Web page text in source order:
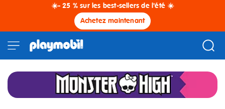
☀️- 25 % sur les best-sellers de l'été ☀️
Achetez maintenant